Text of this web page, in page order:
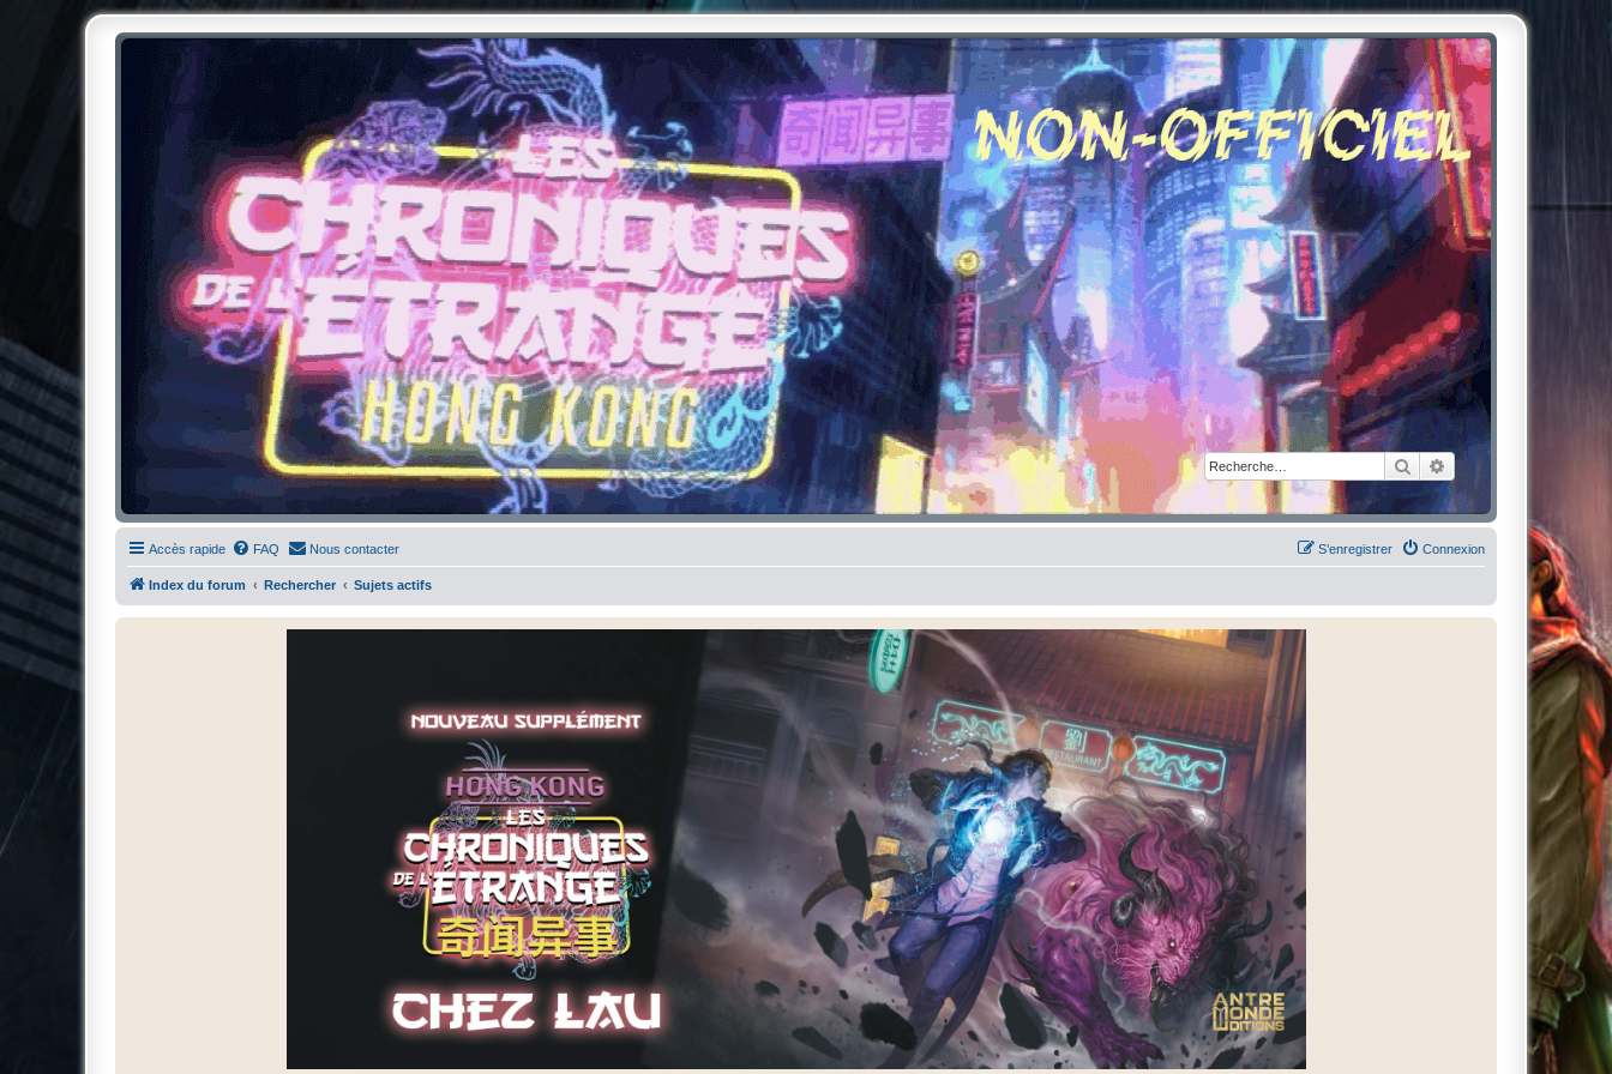
RechercherRecherche avancée
Chroniques de l'Étrange NO
Pour les amateurs des Chroniques de l'Étrange
Accès rapide FAQ Nous contacter Connexion
S’enregistrer
Index du forum Rechercher Sujets actifs